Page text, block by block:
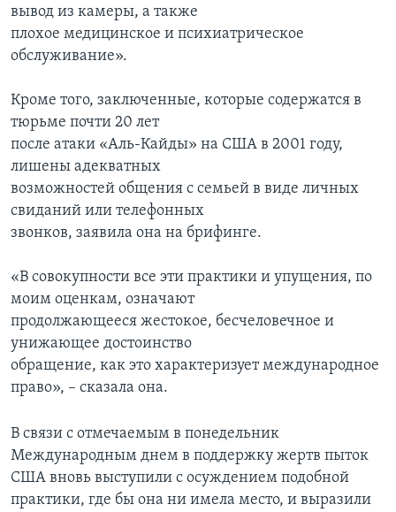
вывод из камеры, а также
плохое медицинское и психиатрическое
обслуживание».
Кроме того, заключенные, которые содержатся в
тюрьме почти 20 лет
после атаки «Аль-Кайды» на США в 2001 году,
лишены адекватных
возможностей общения с семьей в виде личных
свиданий или телефонных
звонков, заявила она на брифинге.
«В совокупности все эти практики и упущения, по
моим оценкам, означают
продолжающееся жестокое, бесчеловечное и
унижающее достоинство
обращение, как это характеризует международное
право», – сказала она.
В связи с отмечаемым в понедельник
Международным днем в поддержку жертв пыток
США вновь выступили с осуждением подобной
практики, где бы она ни имела место, и выразили